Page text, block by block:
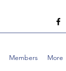
Members More